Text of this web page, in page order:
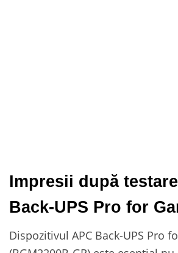
Impresii după
Back-UPS Pro for
Dispozitivul APC Back-UPS Pro